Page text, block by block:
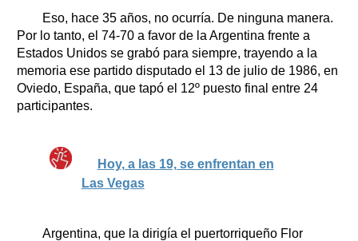
Eso, hace 35 años, no ocurría. De ninguna manera.
Por lo tanto, el 74-70 a favor de la Argentina frente a
Estados Unidos se grabó para siempre, trayendo a la
memoria ese partido disputado el 13 de julio de 1986, en
Oviedo, España, que tapó el 12º puesto final entre 24
participantes.
Hoy, a las 19, se enfrentan en
Las Vegas
Argentina, que la dirigía el puertorriqueño Flor